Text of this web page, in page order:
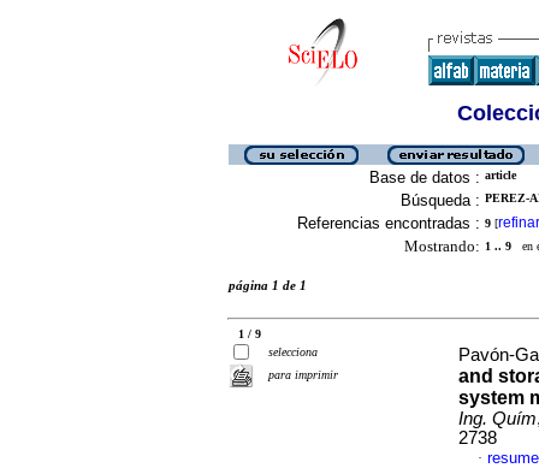
Base de datos : article
Búsqueda : PEREZ-
Referencias encontradas : 9 [refinar
Mostrando: 1 .. 9 en
página 1 de 1
1 / 9
selecciona
para imprimir
Pavón-
and
system
Ing. Quím
2738
·